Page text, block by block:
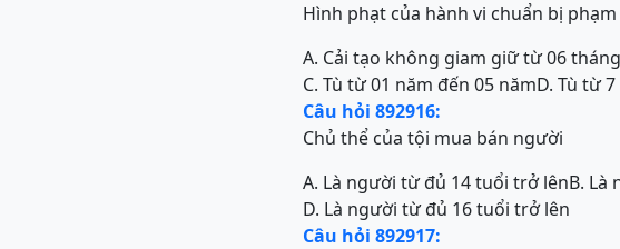
Hình phạt của hành vi chuẩn bị
A. Cải tạo không giam giữ từ 06
C. Tù từ 01 năm đến 05 nămD. Tù từ
Câu hỏi 892916:
Chủ thể của tội mua bán người
A. Là người từ đủ 14 tuổi trở lênB. Là
D. Là người từ đủ 16 tuổi trở lên
Câu hỏi 892917: